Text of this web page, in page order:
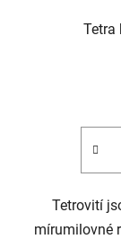
Tetra
Tetrovití
mírumilovné